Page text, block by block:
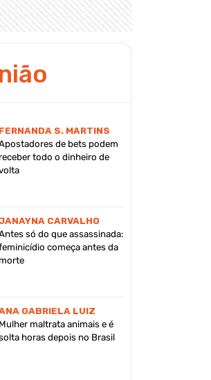
FERNANDA S. MARTINS
de bets podem
receber todo o dinheiro de
CARVALHO
só do que assassinada:
começa antes da
morte
GABRIELA LUIZ
Mulher maltrata animais e é
horas depois no Brasil